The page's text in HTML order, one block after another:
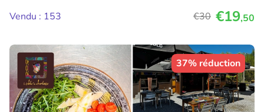
Vendu : 153
€30 €19,50
37% réduction